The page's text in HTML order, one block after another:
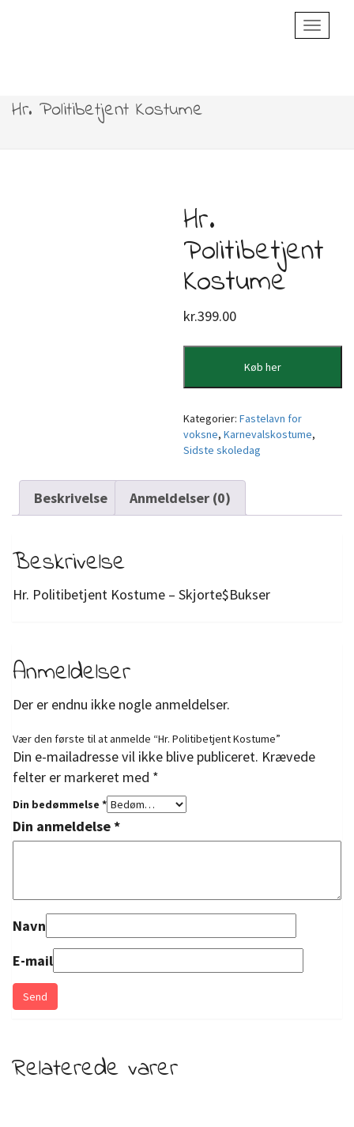
Toggle
Hr. Politibetjent Kostume
Hr.
Politibetjent
Kostume
kr.399.00
Køb her
Kategorier:Fastelavn for
voksne,Karnevalskostume,
Sidste skoledag
Beskrivelse Anmeldelser (0)
Beskrivelse
Hr. Politibetjent Kostume – Skjorte$Bukser
Anmeldelser
Der er endnu ikke nogle anmeldelser.
Vær den første til at anmelde “Hr. Politibetjent Kostume”
Din e-mailadresse vil ikke blive publiceret. Krævede
felter er markeret med *
Din bedømmelse *
Din anmeldelse*
Navn
E-mail
Relaterede varer